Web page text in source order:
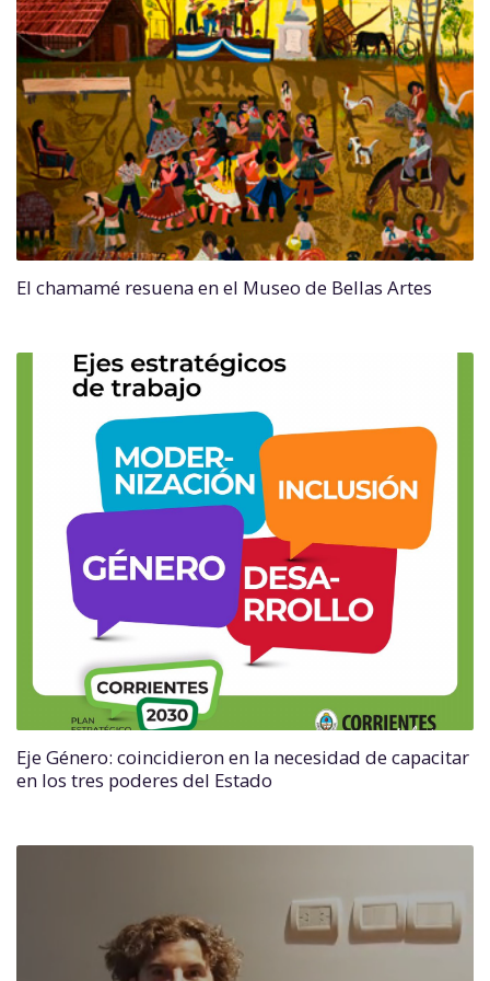
El chamamé resuena en el Museo de Bellas Artes
Eje Género: coincidieron en la necesidad de capacitar
en los tres poderes del Estado